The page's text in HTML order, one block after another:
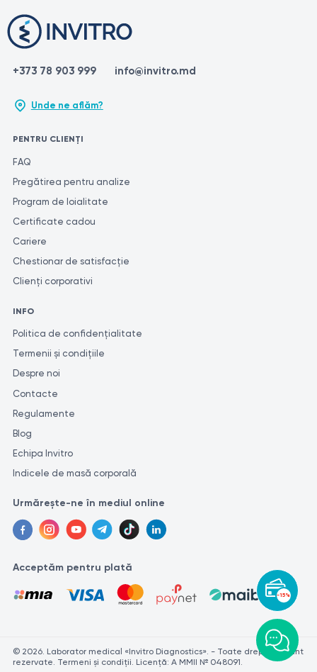
-15%
+373 78 903 999 info@invitro.md
Unde ne aflăm?
PENTRU CLIENȚI
FAQ
Pregătirea pentru analize
Program de loialitate
Certificate cadou
Cariere
Chestionar de satisfacție
Clienți corporativi
INFO
Politica de confidențialitate
Termenii și condițiile
Despre noi
Contacte
Regulamente
Blog
Echipa Invitro
Indicele de masă corporală
Urmărește-ne în mediul online
Acceptăm pentru plată
© 2026. Laborator medical «Invitro Diagnostics». - Toate drepturile sunt
rezervate. Termeni și condiții. Licență: A MMII № 048091.